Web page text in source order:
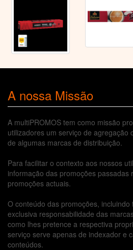
A nossa Missão
A multiPROMOS tem como missão
utilizadores um serviço de agregação
de algumas marcas de distribuição.
Para facilitar o contexto aos nossos
informação das promoções passadas
promoções actuais.
O conteúdo das promoções,
exclusiva responsabilidade das
como lhes pretence a respectiva
serviço serve apenas de indexador e
conteúdos.